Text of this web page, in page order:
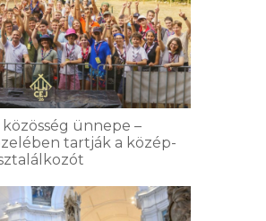
közösség ünnepe –
tartják a közép-